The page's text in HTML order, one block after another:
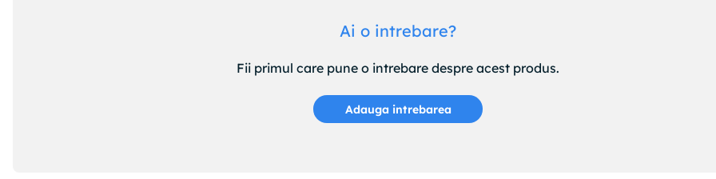
Ai o intrebare?
Fii primul care pune o intrebare despre acest produs.
Adauga intrebarea